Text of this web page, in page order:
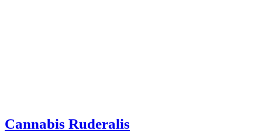
Cannabis Ruderalis